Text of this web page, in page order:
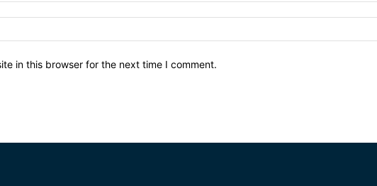
in this browser for the next time I comment.